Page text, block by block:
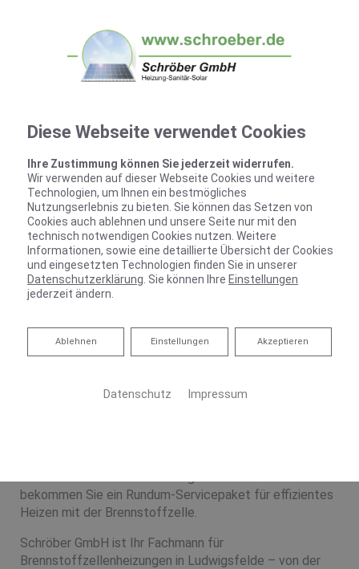
bekommen Sie ein Rundum-Servicepaket für effizientes
Heizen mit der Brennstoffzelle.
Schröber GmbH ist Ihr Fachmann für
Brennstoffzellenheizungen in Ludwigsfelde – von der
Diese Webseite verwendet Cookies
Ihre Zustimmung können Sie jederzeit widerrufen.
Wir verwenden auf dieser Webseite Cookies und weitere
Technologien, um Ihnen ein bestmögliches
Nutzungserlebnis zu bieten. Sie können das Setzen von
Cookies auch ablehnen und unsere Seite nur mit den
technisch notwendigen Cookies nutzen. Weitere
Informationen, sowie eine detaillierte Übersicht der Cookies
und eingesetzten Technologien finden Sie in unserer
Datenschutzerklärung . Sie können Ihre Einstellungen
jederzeit ändern.
Akzeptieren
Einstellungen
Ablehnen
Ablehnen
Datenschutz Impressum